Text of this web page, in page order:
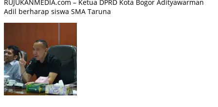
RUJUKANMEDIA.com – Ketua DPRD Kota Bogor Adityawarman
Adil berharap siswa SMA Taruna